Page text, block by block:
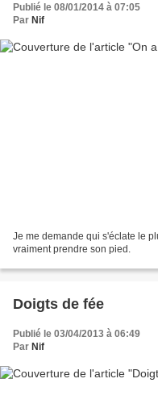
Publié le 08/01/2014 à 07:05
Par Nif
Je me demande qui s'éclate le
vraiment prendre son pied.
Doigts de fée
Publié le 03/04/2013 à 06:49
Par Nif